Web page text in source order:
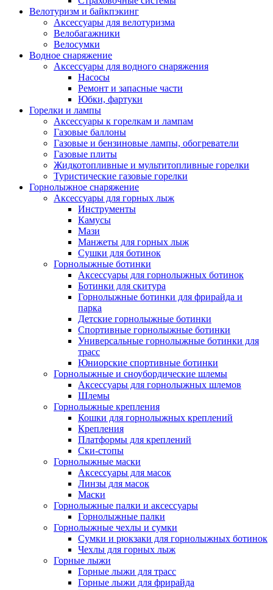
Велотуризм и байкпэкинг
Аксессуары для велотуризма
Велобагажники
Велосумки
Водное снаряжение
Аксессуары для водного снаряжения
Насосы
Ремонт и запасные части
Юбки, фартуки
Горелки и лампы
Аксессуары к горелкам и лампам
Газовые баллоны
Газовые и бензиновые лампы, обогреватели
Газовые плиты
Жидкотопливные и мультитопливные горелки
Туристические газовые горелки
Горнолыжное снаряжение
Аксессуары для горных лыж
Инструменты
Камусы
Мази
Манжеты для горных лыж
Сушки для ботинок
Горнолыжные ботинки
Аксессуары для горнолыжных ботинок
Ботинки для скитура
Горнолыжные ботинки для фрирайда и
парка
Детские горнолыжные ботинки
Спортивные горнолыжные ботинки
Универсальные горнолыжные ботинки для
трасс
Юниорские спортивные ботинки
Горнолыжные и сноубордические шлемы
Аксессуары для горнолыжных шлемов
Шлемы
Горнолыжные крепления
Кошки для горнолыжных креплений
Крепления
Платформы для креплений
Ски-стопы
Горнолыжные маски
Аксессуары для масок
Линзы для масок
Маски
Горнолыжные палки и аксессуары
Горнолыжные палки
Горнолыжные чехлы и сумки
Сумки и рюкзаки для горнолыжных ботинок
Чехлы для горных лыж
Горные лыжи
Горные лыжи для трасс
Горные лыжи для фрирайда